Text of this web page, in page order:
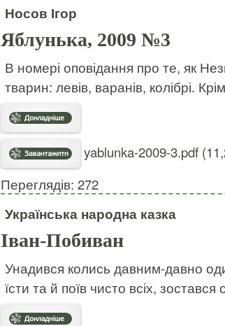
Носов Ігор
Яблунька, 2009 №3
В номері оповідання про те, як
тварин: левів, варанів, колібрі.
yablunka-2009-3.pdf
Переглядів: 272
Українська народна казка
Іван-Побиван
Унадився колись давним-давно
їсти та й поїв чисто всіх, зостався